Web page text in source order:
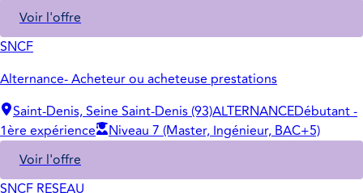
Voir l'offre
SNCF
Alternance- Acheteur ou acheteuse prestations
Saint-Denis, Seine Saint-Denis (93)ALTERNANCEDébutant -
1ère expérience
Niveau 7 (Master, Ingénieur, BAC+5)
Voir l'offre